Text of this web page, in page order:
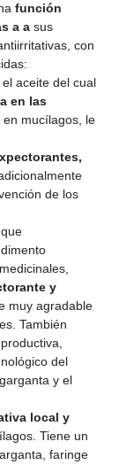
función
a a sus
con
el aceite del cual
en las
en mucílagos, le
de los
y
muy agradable
También
del
y el
local y
Tiene un
faringe